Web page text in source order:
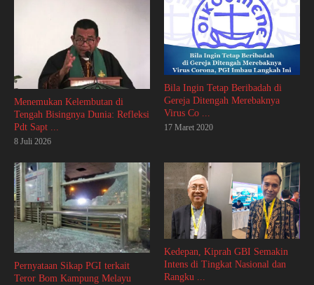
Menemukan Kelembutan di
Tengah Bisingnya Dunia: Refleksi
Pdt Sapt ...
8 Juli 2026
Bila Ingin Tetap Beribadah di
Gereja Ditengah Merebaknya
Virus Co ...
17 Maret 2020
Pernyataan Sikap PGI terkait
Teror Bom Kampung Melayu
Kedepan, Kiprah GBI Semakin
Intens di Tingkat Nasional dan
Rangku ...